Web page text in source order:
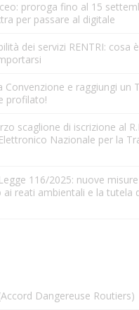
proroga fino al 15
per passare al digitale
dei servizi RENTRI: cosa
Convenzione e raggiungi un
profilato!
scaglione di iscrizione al
Nazionale per la
116/2025: nuove
reati ambientali e la tutela
Dangereuse Routiers)